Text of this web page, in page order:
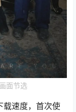
面节选
载速度，首次使